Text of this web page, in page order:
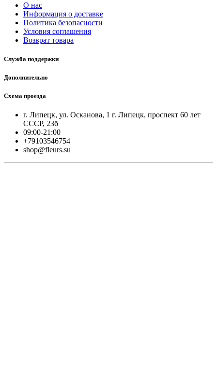
О нас
Информация о доставке
Политика безопасности
Условия соглашения
Возврат товара
Служба поддержки
Дополнительно
Схема проезда
г. Липецк, ул. Осканова, 1 г. Липецк, проспект 60 лет
СССР, 23б
09:00-21:00
+79103546754
shop@fleurs.su